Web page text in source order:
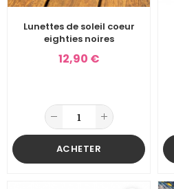
Lunettes de soleil coeur
eighties noires
12,90 €
ACHETER